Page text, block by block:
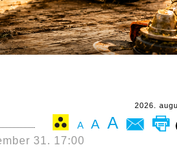
2026.
A A A
31. 17:00